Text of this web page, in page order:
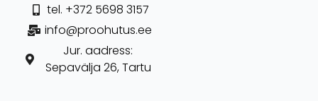
tel. +372 5698 3157
info@proohutus.ee
Jur. aadress:
Sepavälja 26, Tartu